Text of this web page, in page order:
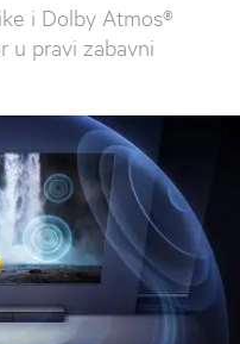
i Dolby Atmos®
u pravi zabavni